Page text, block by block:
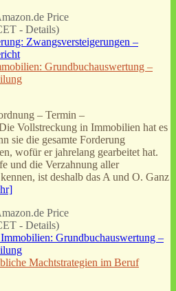
Price
- Details)
Grundbuchauswertung –
– Termin –
Vollstreckung in Immobilien hat es
sie die gesamte Forderung
wofür er jahrelang gearbeitet hat.
und die Verzahnung aller
ist deshalb das A und O. Ganz
Price
- Details)
Machtstrategien im Beruf